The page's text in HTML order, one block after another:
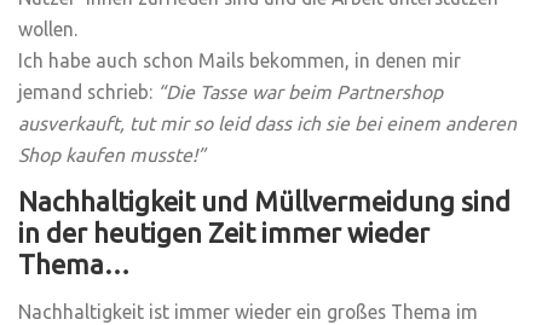
wollen.
Ich habe auch schon Mails bekommen, in denen mir
jemand schrieb: “Die Tasse war beim Partnershop
ausverkauft, tut mir so leid dass ich sie bei einem anderen
Shop kaufen musste!”
Nachhaltigkeit und Müllvermeidung sind
in der heutigen Zeit immer wieder
Thema…
Nachhaltigkeit ist immer wieder ein großes Thema im